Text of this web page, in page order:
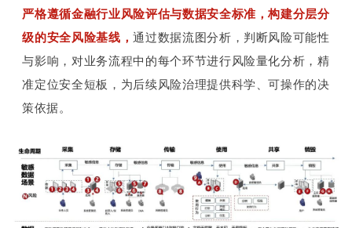
严格遵循金融行业风险评估与数据安全标准，构建分层分
级的安全风险基线，通过数据流图分析，判断风险可能性
与影响，对业务流程中的每个环节进行风险量化分析，精
准定位安全短板，为后续风险治理提供科学、可操作的决
策依据。